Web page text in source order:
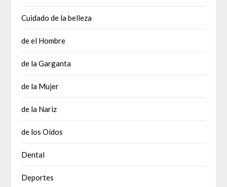
Cuidado de la belleza
de el Hombre
de la Garganta
de la Mujer
de la Nariz
de los Oídos
Dental
Deportes